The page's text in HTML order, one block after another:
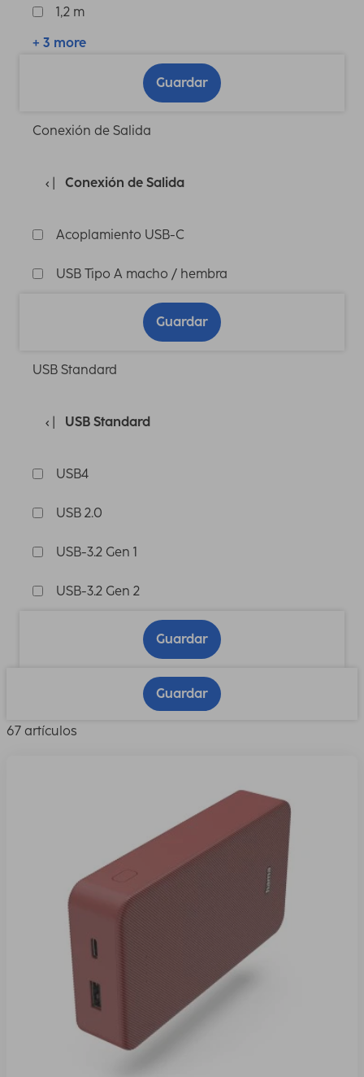
1,2 m
+ 3 more
Guardar
Conexión de Salida
Conexión de Salida
Acoplamiento USB-C
USB Tipo A macho / hembra
Guardar
USB Standard
USB Standard
USB4
USB 2.0
USB-3.2 Gen 1
USB-3.2 Gen 2
Guardar
Guardar
67 artículos